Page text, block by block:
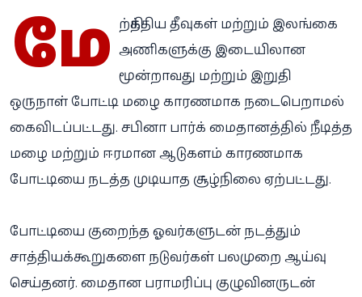
மே ற்கிந்திய தீவுகள் மற்றும் இலங்கை
அணிகளுக்கு இடையிலான
மூன்றாவது மற்றும் இறுதி
ஒருநாள் போட்டி மழை காரணமாக நடைபெறாமல்
கைவிடப்பட்டது. சபினா பார்க் மைதானத்தில் நீடித்த
மழை மற்றும் ஈரமான ஆடுகளம் காரணமாக
போட்டியை நடத்த முடியாத சூழ்நிலை ஏற்பட்டது.
போட்டியை குறைந்த ஓவர்களுடன் நடத்தும்
சாத்தியக்கூறுகளை நடுவர்கள் பலமுறை ஆய்வு
செய்தனர். மைதான பராமரிப்பு குழுவினருடன்